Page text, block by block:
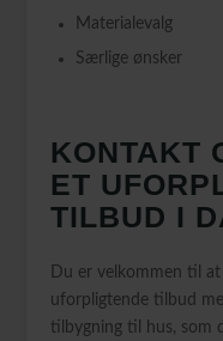
Materialevalg
Særlige ønsker
KONTAKT
ET
TILBUD I
Du er velkommen til
uforpligtende tilbud
tilbygning til hus, som